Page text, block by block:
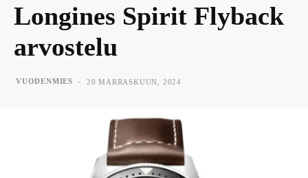
Longines Spirit Flyback
arvostelu
VUODENMIES - 20 MARRASKUUN, 2024